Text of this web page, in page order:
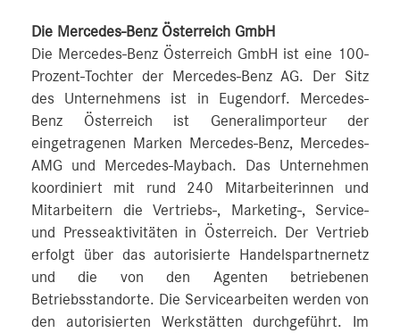
Die Mercedes-Benz Österreich GmbH
Die Mercedes-Benz Österreich GmbH ist eine 100-
Prozent-Tochter der Mercedes-Benz AG. Der Sitz
des Unternehmens ist in Eugendorf. Mercedes-
Benz Österreich ist Generalimporteur der
eingetragenen Marken Mercedes-Benz, Mercedes-
AMG und Mercedes-Maybach. Das Unternehmen
koordiniert mit rund 240 Mitarbeiterinnen und
Mitarbeitern die Vertriebs-, Marketing-, Service-
und Presseaktivitäten in Österreich. Der Vertrieb
erfolgt über das autorisierte Handelspartnernetz
und die von den Agenten betriebenen
Betriebsstandorte. Die Servicearbeiten werden von
den autorisierten Werkstätten durchgeführt. Im